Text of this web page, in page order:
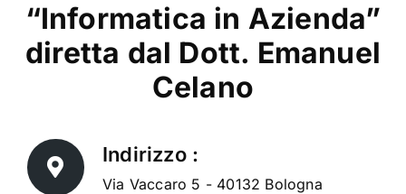
“Informatica in Azienda”
diretta dal Dott. Emanuel
Celano
Indirizzo :
Via Vaccaro 5 - 40132 Bologna